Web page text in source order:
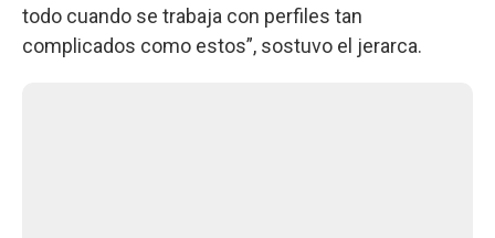
todo cuando se trabaja con perfiles tan
complicados como estos”, sostuvo el jerarca.